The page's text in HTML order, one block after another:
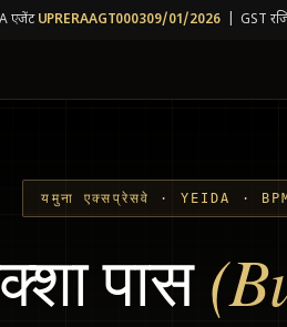
एजेंटUPRERAAGT000309/01/2026| GST
यमुना एक्सप्रेसवे · YEIDA ·
पास